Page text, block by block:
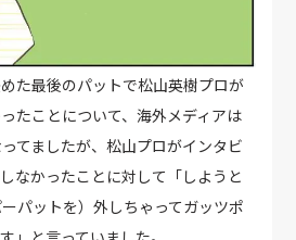
た最後のパットで松山英樹プロが
たことについて、海外メディアは
ってましたが、松山プロがインタビ
なかったことに対して「しようと
パットを）外しちゃってガッツポ